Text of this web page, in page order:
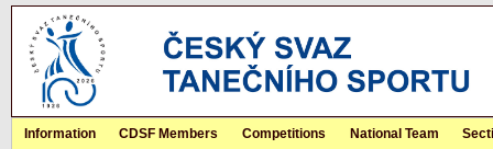
Information CDSF Members Competitions National Team